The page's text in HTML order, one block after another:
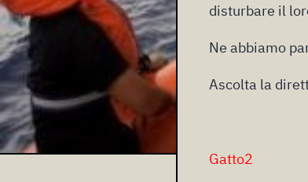
disturbare il
Ne abbiamo
Ascolta la
Gatto2